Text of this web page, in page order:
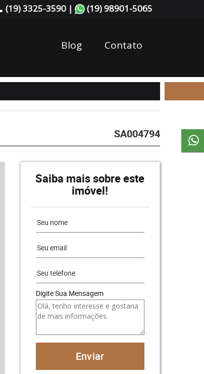
(19) 3325-3590 | (19) 98901-5065
Blog Contato
SA004794
Saiba mais sobre este
imóvel!
Digite Sua Mensagem